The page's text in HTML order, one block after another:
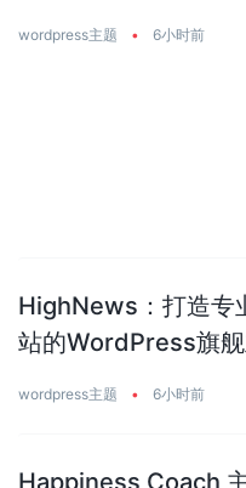
wordpress主题 • 6小时前
HighNews：打造专
站的WordPress旗
wordpress主题 • 6小时前
Happiness Coach